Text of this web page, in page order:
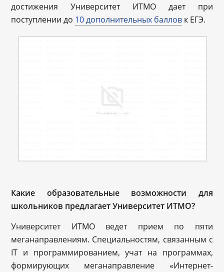
достижения Университет ИТМО дает при
поступлении до 10 дополнительных баллов к ЕГЭ.
Какие образовательные возможности для
школьников предлагает Университет ИТМО?
Университет ИТМО ведет прием по пяти
меганаправлениям. Специальностям, связанным с
IT и программированием, учат на программах,
формирующих меганаправление «Интернет-